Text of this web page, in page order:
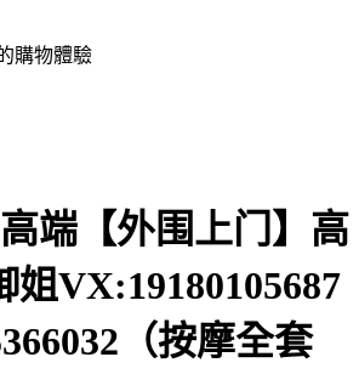
購物體驗
端【外围上门】高
姐VX:19180105687
（按摩全套